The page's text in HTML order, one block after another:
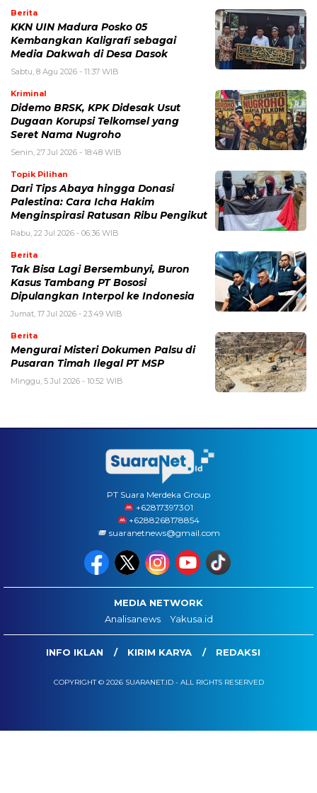
Berita
KKN UIN Madura Posko 05
Kembangkan Kaligrafi sebagai
Media Dakwah di Desa Dasok
Sabtu, 8 Agu 2026 - 11:37 WIB
Kriminal
Didemo BRSK, KPK Didesak Usut
Dugaan Korupsi Telkomsel yang
Seret Nama Nugroho
Senin, 27 Jul 2026 - 18:48 WIB
Topik Pilihan
Dari Tips Abaya hingga Donasi
Palestina: Cara Icha Hakim
Menginspirasi Ratusan Ribu Pengikut
Rabu, 22 Jul 2026 - 06:36 WIB
Berita
Tak Bisa Lagi Bersembunyi, Buron
Kasus Tambang PT Bososi
Dipulangkan Interpol ke Indonesia
Jumat, 17 Jul 2026 - 23:49 WIB
Berita
Mengurai Misteri Dokumen Palsu di
Pusaran Timah Ilegal PT MSP
Minggu, 5 Jul 2026 - 10:52 WIB
PT Suara Merdeka Group
‪+62817397301
+6288268178854
suaranetnews@gmail.com
MEDIA NETWORK
Analisanews
Yakusa.id
INFO IKLAN KIRIM KARYA REDAKSI
COPYRIGHT © 2026 SUARANET.ID - ALL RIGHTS RESERVED